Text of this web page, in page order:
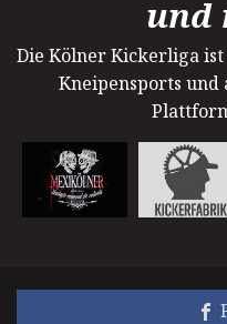
und
Die Kölner Kickerliga
Kneipensports